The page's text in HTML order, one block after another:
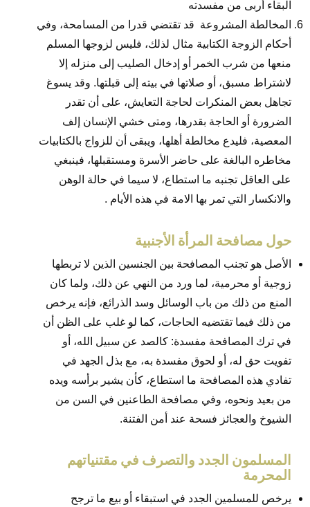
البقاء أربى من مفسدته
المخالطة المشروعة قد تقتضي قدرا من المسامحة، وفي
أحكام الزوجة الكتابية مثال لذلك، فليس لزوجها المسلم
منعها من شرب الخمر أو إدخال الصليب إلى منزله إلا
لاشتراط مسبق، أو صلاتها في بيته إلى قبلتها. وقد يسوغ
تجاهل بعض المنكرات لحاجة التعايش، على أن تقدر
الضرورة أو الحاجة بقدرها، ومتى خشي الإنسان إلف
المعصية، فليدع مخالطة أهلها، ويبقى أن للزواج بالكتابيات
مخاطره البالغة على حاضر الأسرة ومستقبلها، فينبغي
على العاقل تجنبه ما استطاع، لا سيما في حالة الوهن
والانكسار التي تمر بها الامة في هذه الأيام .
حول مصافحة المرأة الأجنبية
الأصل هو تجنب المصافحة بين الجنسين الذين لا تربطها
زوجية أو محرمية، لما ورد من النهي عن ذلك، ولما كان
المنع من ذلك من باب الوسائل وسد الذرائع، فإنه يرخص
من ذلك فيما تقتضيه الحاجات، كما لو غلب على الظن أن
في ترك المصافحة مفسدة: كالصد عن سبيل الله، أو
تفويت حق له، أو لحوق مفسدة به، مع بذل الجهد في
تفادي هذه المصافحة ما استطاع، كأن يشير برأسه ويده
من بعيد ونحوه، وفي مصافحة الطاعنين في السن من
الشيوخ والعجائز فسحة عند أمن الفتنة.
المسلمون الجدد والتصرف في مقتنياتهم
المحرمة
يرخص للمسلمين الجدد في استبقاء أو بيع ما ترجح